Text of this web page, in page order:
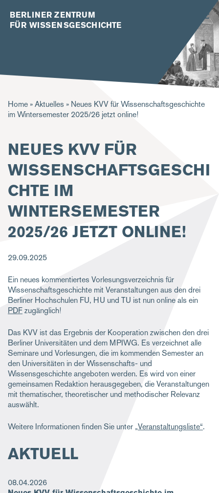
BERLINER ZENTRUM
FÜR WISSENSGESCHICHTE
P
f
d
n
a
v
i
g
t
i
o
n
Home Aktuelles
Neues KVV für Wissenschaftsgeschichte
im Wintersemester 2025/26 jetzt online!
NEUES KVV FÜR
WISSENSCHAFTSGESCHI
CHTE IM
WINTERSEMESTER
2025/26 JETZT ONLINE!
29.09.2025
Ein neues kommentiertes Vorlesungsverzeichnis für
Wissenschaftsgeschichte mit Veranstaltungen aus den drei
Berliner Hochschulen FU, HU und TU ist nun online als ein
PDFzugänglich!
Das KVV ist das Ergebnis der Kooperation zwischen den drei
Berliner Universitäten und dem MPIWG. Es verzeichnet alle
Seminare und Vorlesungen, die im kommenden Semester an
den Universitäten in der Wissenschafts- und
Wissensgeschichte angeboten werden. Es wird von einer
gemeinsamen Redaktion herausgegeben, die Veranstaltungen
mit thematischer, theoretischer und methodischer Relevanz
auswählt.
Weitere Informationen finden Sie unter „Veranstaltungsliste“.
AKTUELL
08.04.2026